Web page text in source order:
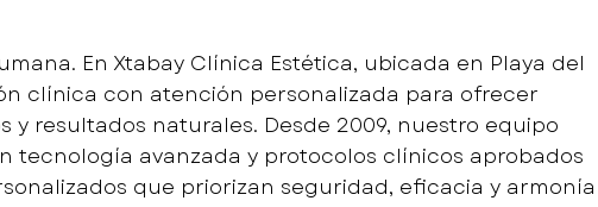
En Xtabay Clínica Estética, ubicada en Playa del
clínica con atención personalizada para ofrecer
y resultados naturales. Desde 2009, nuestro equipo
tecnología avanzada y protocolos clínicos aprobados
que priorizan seguridad, eficacia y armonía